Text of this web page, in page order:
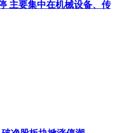
主要集中在机械设备、传